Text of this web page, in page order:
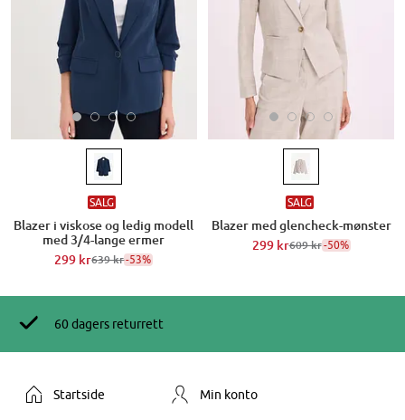
SALG
Blazer i viskose og ledig modell
med 3/4-lange ermer
299 kr639 kr-53%
SALG
Blazer med glencheck-mønster
299 kr609 kr-50%
60 dagers returrett
Startside Min konto